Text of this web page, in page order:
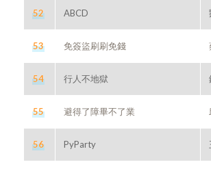
52 ABCD
53 免簽盜刷刷免錢
54 行人不地獄
55 避得了障畢不了業
56 PyParty